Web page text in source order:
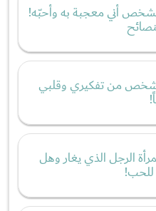
أني معجبة به وأحبّه!
من تفكيري وقلبي
الرجل الذي يغار وهل
للحب!